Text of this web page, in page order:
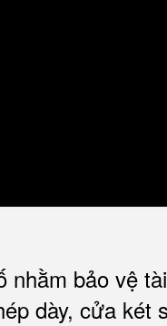
bảo vệ
dày, cửa két